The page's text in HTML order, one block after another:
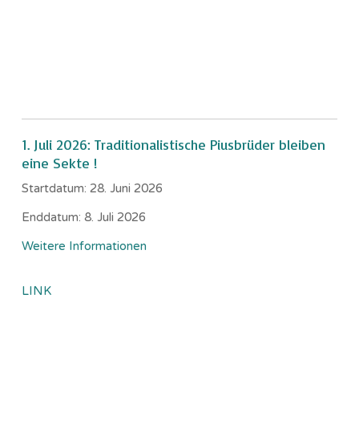
1. Juli 2026: Traditionalistische Piusbrüder bleiben
eine Sekte !
Startdatum: 28. Juni 2026
Enddatum: 8. Juli 2026
Weitere Informationen
LINK